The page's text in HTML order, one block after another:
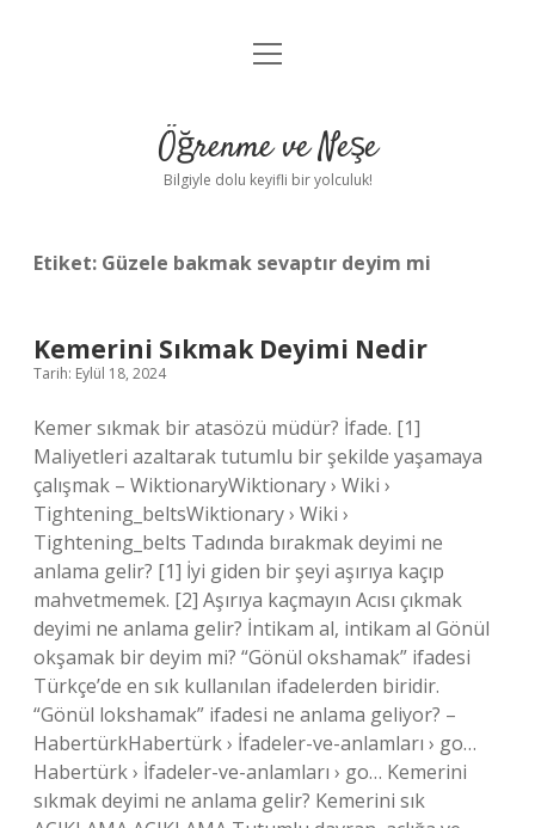
Anasayfa
Yasal Uyarı
menüyü
Öğrenme ve Neşe
Bilgiyle dolu keyifli bir yolculuk!
Etiket: Güzele bakmak sevaptır deyim mi
Kemerini Sıkmak Deyimi Nedir
Tarih: Eylül 18, 2024
Kemer sıkmak bir atasözü müdür? İfade. [1]
Maliyetleri azaltarak tutumlu bir şekilde yaşamaya
çalışmak – WiktionaryWiktionary › Wiki ›
Tightening_beltsWiktionary › Wiki ›
Tightening_belts Tadında bırakmak deyimi ne
anlama gelir? [1] İyi giden bir şeyi aşırıya kaçıp
mahvetmemek. [2] Aşırıya kaçmayın Acısı çıkmak
deyimi ne anlama gelir? İntikam al, intikam al Gönül
okşamak bir deyim mi? “Gönül okshamak” ifadesi
Türkçe’de en sık kullanılan ifadelerden biridir.
“Gönül lokshamak” ifadesi ne anlama geliyor? –
HabertürkHabertürk › İfadeler-ve-anlamları › go…
Habertürk › İfadeler-ve-anlamları › go… Kemerini
sıkmak deyimi ne anlama gelir? Kemerini sık